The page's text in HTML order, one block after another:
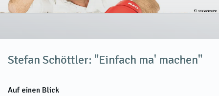
Stefan Schöttler: "Einfach ma' machen"
Auf einen Blick